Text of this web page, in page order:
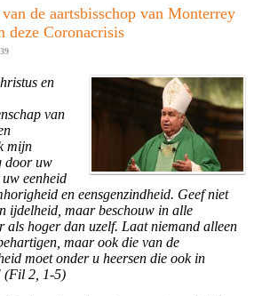
de aartsbisschop van Monterrey
deze Coronacrisis
en
van
mijn
door uw
eenheid
en eensgenzindheid. Geef niet
ijdelheid, maar beschouw in alle
als hoger dan uzelf. Laat niemand alleen
maar ook die van de
moet onder u heersen die ook in
(Fil 2, 1-5)